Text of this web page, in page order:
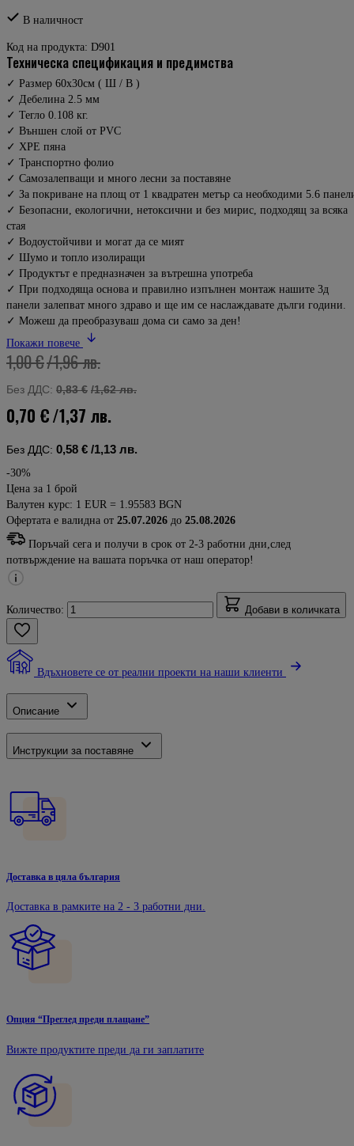
В наличност
Код на продукта: D901
техническа спецификация и предимства
✓ Размер 60x30см ( Ш / В )
✓ Дебелина 2.5 мм
✓ Тегло 0.108 кг.
✓ Външен слой от PVC
✓ XPE пяна
✓ Транспортно фолио
✓ Самозалепващи и много лесни за поставяне
✓ За покриване на площ от 1 квадратен метър са необходими 5.6
✓ Безопасни, екологични, нетоксични и без мирис, подходящ за всяка
стая
✓ Водоустойчиви и могат да се мият
✓ Шумо и топло изолиращи
✓ Продуктът е предназначен за вътрешна употреба
✓ При подходяща основа и правилно изпълнен монтаж нашите 3д
панели залепват много здраво и ще им се наслаждавате дълги години.
✓ Можеш да преобразуваш дома си само за ден!
Покажи повече
1,00 €/1,96 лв.
Без ДДС: 0,83 € /1,62 лв.
0,70 €/1,37 лв.
Без ДДС: 0,58 € /1,13 лв.
-30%
Цена за 1 брой
Валутен курс: 1 EUR = 1.95583 BGN
Офертата е валидна от 25.07.2026 до 25.08.2026
Поръчай сега и получи в срок от 2-3 работни дни,след
потвърждение на вашата поръчка от наш оператор!
Количество: Добави в количката
Вдъхновете се от реални проекти на наши клиенти
Описание
Инструкции за поставяне
Доставка в цяла българия
Доставка в рамките на 2 - 3 работни дни.
Опция “Преглед преди плащане”
Вижте продуктите преди да ги заплатите